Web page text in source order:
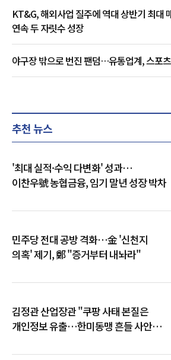
KT&G, 해외사업 질주에 역대 상반기 최대
연속 두 자릿수 성장
야구장 밖으로 번진 팬덤…유통업계, 스포
추천 뉴스
'최대 실적·수익 다변화' 성과…
이찬우號 농협금융, 임기 말년 성장 박차
민주당 전대 공방 격화…金 '신천지
의혹' 제기, 鄭 "증거부터 내놔라"
김정관 산업장관 "쿠팡 사태 본질은
개인정보 유출…한미동맹 흔들 사안